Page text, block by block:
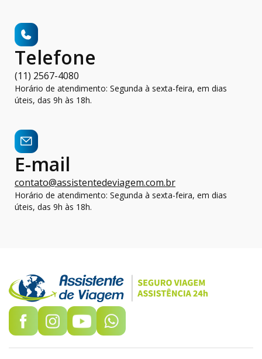
Telefone
(11) 2567-4080
Horário de atendimento: Segunda à sexta-feira, em dias
úteis, das 9h às 18h.
E-mail
contato@assistentedeviagem.com.br
Horário de atendimento: Segunda à sexta-feira, em dias
úteis, das 9h às 18h.